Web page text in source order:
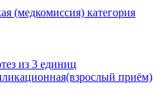
(медкомиссия) категория
из 3 единиц
приём)